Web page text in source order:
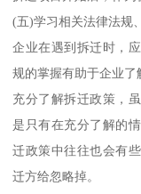
(五)学习相关法律法规
企业在遇到拆迁时，
规的掌握有助于企业了
充分了解拆迁政策，
是只有在充分了解的
迁政策中往往也会有
迁方给忽略掉。